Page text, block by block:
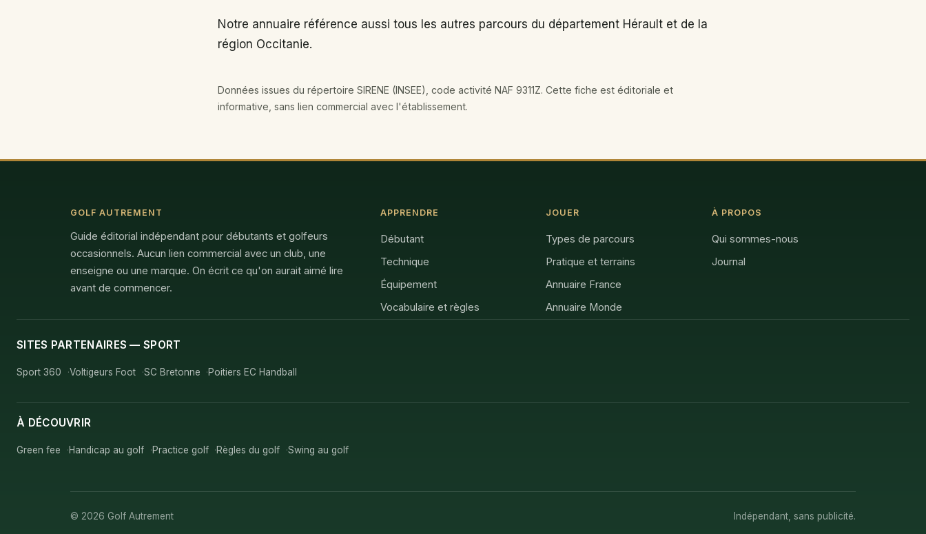
Notre annuaire référence aussi tous les autres parcours du département Hérault et de la
région Occitanie.
Données issues du répertoire SIRENE (INSEE), code activité NAF 9311Z. Cette fiche est éditoriale et
informative, sans lien commercial avec l'établissement.
GOLF AUTREMENT
Guide éditorial indépendant pour débutants et golfeurs
occasionnels. Aucun lien commercial avec un club, une
enseigne ou une marque. On écrit ce qu'on aurait aimé lire
avant de commencer.
APPRENDRE
Débutant
Technique
Équipement
Vocabulaire et règles
JOUER
Types de parcours
Pratique et terrains
Annuaire France
Annuaire Monde
À PROPOS
Qui sommes-nous
Journal
SITES PARTENAIRES — SPORT
Sport 360 Voltigeurs Foot SC Bretonne Poitiers EC Handball
À DÉCOUVRIR
Green fee Handicap au golf Practice golf Règles du golf Swing au golf
© 2026 Golf Autrement Indépendant, sans publicité.